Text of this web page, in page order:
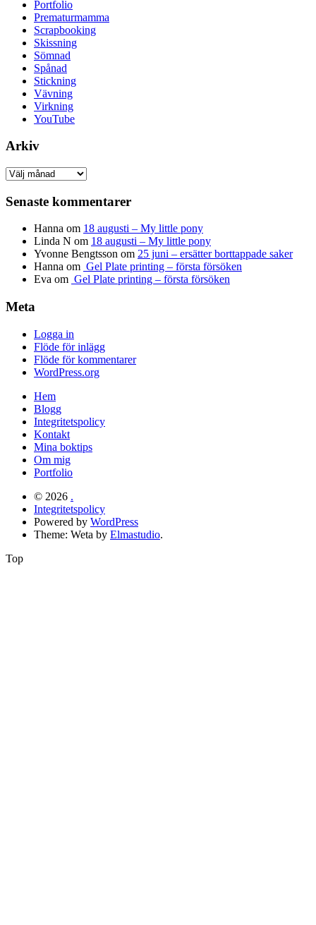
Portfolio
Prematurmamma
Scrapbooking
Skissning
Sömnad
Spånad
Stickning
Vävning
Virkning
YouTube
Arkiv
Arkiv
Senaste kommentarer
Hanna om 18 augusti – My little pony
Linda N om 18 augusti – My little pony
Yvonne Bengtsson om 25 juni – ersätter borttappade saker
Hanna om Gel Plate printing – första försöken
Eva om Gel Plate printing – första försöken
Meta
Logga in
Flöde för inlägg
Flöde för kommentarer
WordPress.org
Hem
Blogg
Integritetspolicy
Kontakt
Mina boktips
Om mig
Portfolio
© 2026 .
Integritetspolicy
Powered by WordPress
Theme: Weta by Elmastudio.
Top